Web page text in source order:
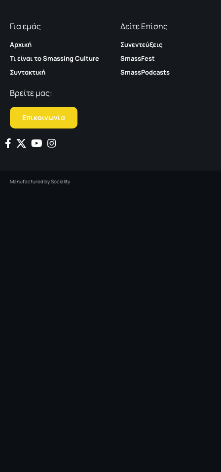
Για εμάς
Αρχική
Τι είναι το Smassing Culture
Συντακτική
Δείτε Επίσης
Συνεντεύξεις
SmassFest
SmassPodcasts
Βρείτε μας:
Επικοινωνία
Manufactured bySociality